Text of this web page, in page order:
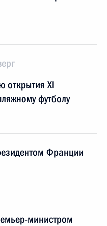
открытия XI
футболу
Франции
министром